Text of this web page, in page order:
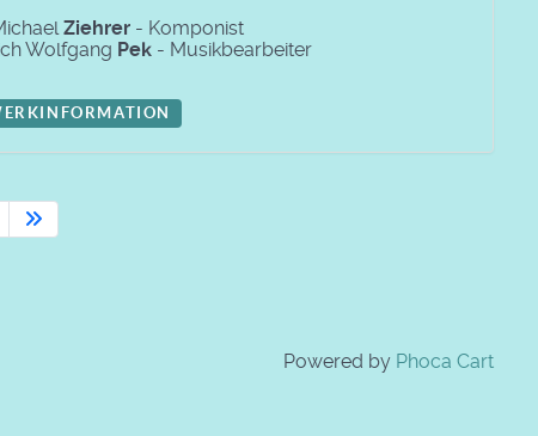
Ziehrer - Komponist
Wolfgang Pek - Musikbearbeiter
Powered by Phoca Cart